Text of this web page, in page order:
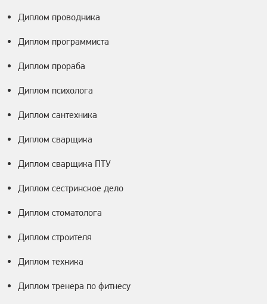
Диплом проводника
Диплом программиста
Диплом прораба
Диплом психолога
Диплом сантехника
Диплом сварщика
Диплом сварщика ПТУ
Диплом сестринское дело
Диплом стоматолога
Диплом строителя
Диплом техника
Диплом тренера по фитнесу